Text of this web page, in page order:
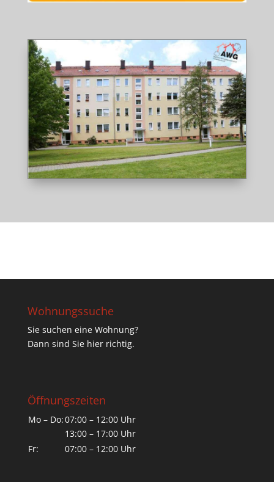
Wohnungssuche
Sie suchen eine Wohnung?
Dann sind Sie hier richtig.
Öffnungszeiten
Mo – Do:07:00 – 12:00 Uhr
13:00 – 17:00 Uhr
Fr:
07:00 – 12:00 Uhr